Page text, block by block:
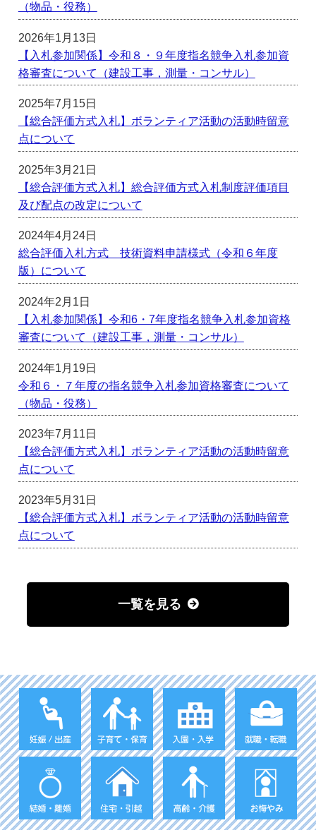
（物品・役務）
2026年1月13日
【入札参加関係】令和８・９年度指名競争入札参加資
格審査について（建設工事，測量・コンサル）
2025年7月15日
【総合評価方式入札】ボランティア活動の活動時留意
点について
2025年3月21日
【総合評価方式入札】総合評価方式入札制度評価項目
及び配点の改定について
2024年4月24日
総合評価入札方式 技術資料申請様式（令和６年度
版）について
2024年2月1日
【入札参加関係】令和6・7年度指名競争入札参加資格
審査について（建設工事，測量・コンサル）
2024年1月19日
令和６・７年度の指名競争入札参加資格審査について
（物品・役務）
2023年7月11日
【総合評価方式入札】ボランティア活動の活動時留意
点について
2023年5月31日
【総合評価方式入札】ボランティア活動の活動時留意
点について
一覧を見る